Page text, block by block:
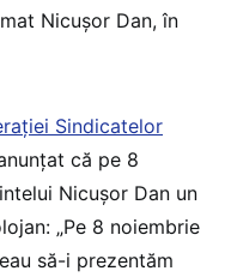
Nicușor Dan, în
Sindicatelor
că pe 8
Nicușor Dan un
„Pe 8 noiembrie
să-i prezentăm